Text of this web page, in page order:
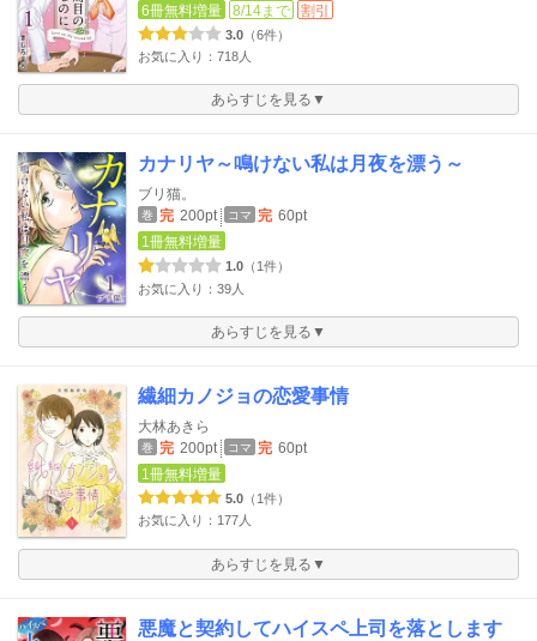
6冊無料増量
8/14まで 割引
3.0 （6件）
お気に入り：718人
あらすじを見る▼
カナリヤ～鳴けない私は月夜を漂う～
ブリ猫。
巻 完 200pt コマ 完 60pt
1冊無料増量
1.0 （1件）
お気に入り：39人
あらすじを見る▼
繊細カノジョの恋愛事情
大林あきら
巻 完 200pt コマ 完 60pt
1冊無料増量
5.0 （1件）
お気に入り：177人
あらすじを見る▼
悪魔と契約してハイスペ上司を落とします